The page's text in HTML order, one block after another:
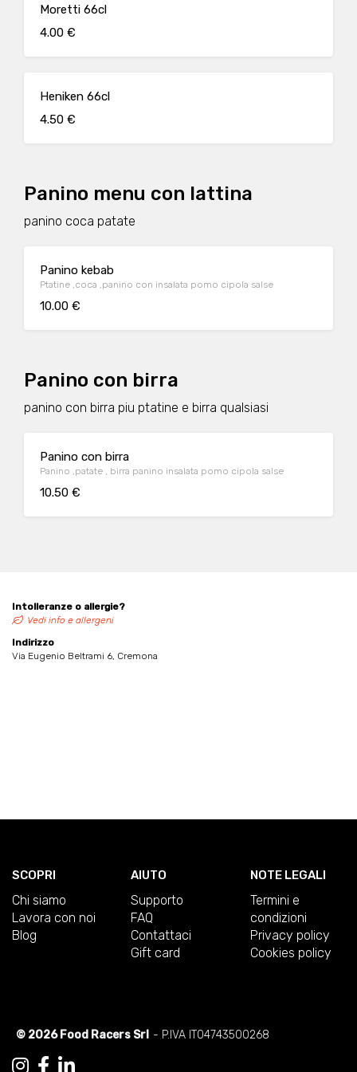
Moretti 66cl
4.00 €
Heniken 66cl
4.50 €
Panino menu con lattina
panino coca patate
Panino kebab
Ptatine ,coca ,panino con insalata pomo cipola salse
10.00 €
Panino con birra
panino con birra piu ptatine e birra qualsiasi
Panino con birra
Panino ,patate , birra panino insalata pomo cipola salse
10.50 €
Intolleranze o allergie?
Vedi info e allergeni
Indirizzo
Via Eugenio Beltrami 6, Cremona
SCOPRI
Chi siamo
Lavora con noi
Blog
AIUTO
Supporto
FAQ
Contattaci
Gift card
NOTE LEGALI
Termini e
condizioni
Privacy policy
Cookies policy
© 2026 Food Racers Srl - P.IVA IT04743500268